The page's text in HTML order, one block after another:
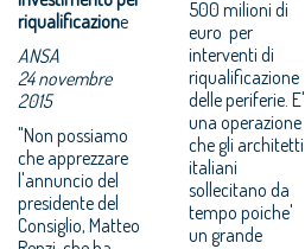
riqualificazione
ANSA
24 novembre
2015
"Non possiamo
che apprezzare
l'annuncio del
presidente del
Consiglio, Matteo
500 milioni di
euro per
interventi di
riqualificazione
delle periferie. E'
una operazione
che gli architetti
italiani
sollecitano da
tempo poiche'
un grande